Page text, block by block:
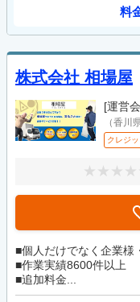
料
株式会社 相場屋
[運営
（香川
クレジ
■個人だけでなく企業様
■作業実績8600件以上
■追加料金...